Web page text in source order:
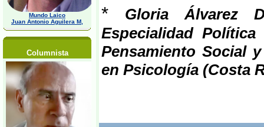
Mundo Laico
Juan Antonio Aguilera M,
Columnista
*
Gloria Álvarez
Especialidad
Pensamiento Social
en Psicología (Costa